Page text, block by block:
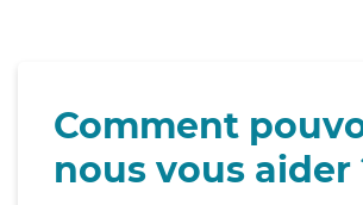
Comment
nous vous aider